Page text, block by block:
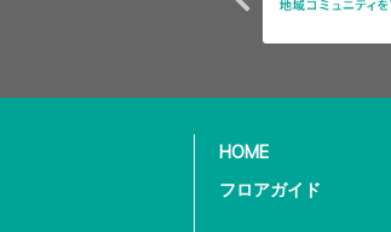
HOME
フロアガイド